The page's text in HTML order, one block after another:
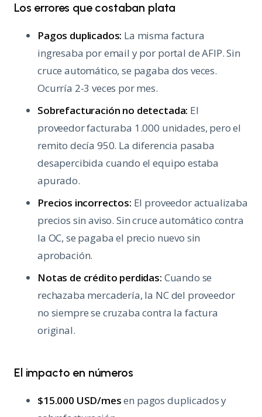
Los errores que costaban plata
Pagos duplicados: La misma factura
ingresaba por email y por portal de AFIP. Sin
cruce automático, se pagaba dos veces.
Ocurría 2-3 veces por mes.
Sobrefacturación no detectada: El
proveedor facturaba 1.000 unidades, pero el
remito decía 950. La diferencia pasaba
desapercibida cuando el equipo estaba
apurado.
Precios incorrectos: El proveedor actualizaba
precios sin aviso. Sin cruce automático contra
la OC, se pagaba el precio nuevo sin
aprobación.
Notas de crédito perdidas: Cuando se
rechazaba mercadería, la NC del proveedor
no siempre se cruzaba contra la factura
original.
El impacto en números
$15.000 USD/mesen pagos duplicados y